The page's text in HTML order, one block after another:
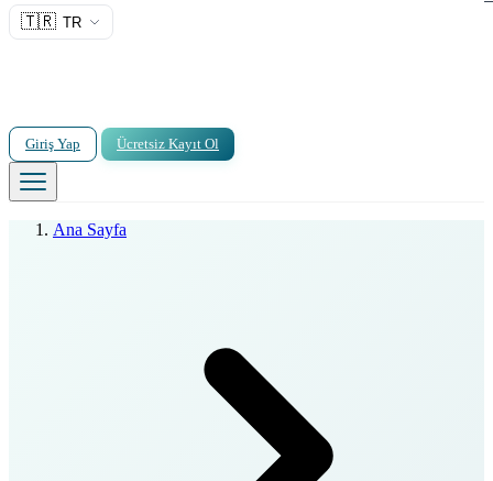
🇹🇷 TR
Giriş Yap Ücretsiz Kayıt Ol
Ana Sayfa